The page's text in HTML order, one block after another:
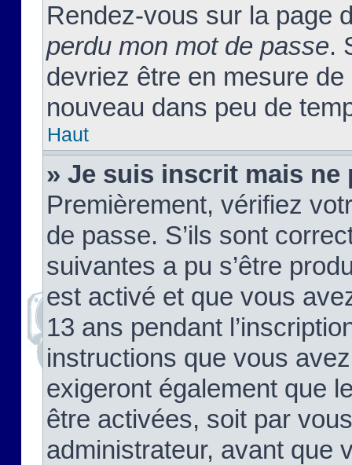
Rendez-vous sur la page
perdu mon mot de passe.
devriez être en mesure
nouveau dans peu de
Haut
» Je suis inscrit mais ne
Premièrement, vérifiez
de passe. S’ils sont
suivantes a pu s’être
est activé et que vous
13 ans pendant
instructions que vous
exigeront également que
être activées, soit par
administrateur, avant que